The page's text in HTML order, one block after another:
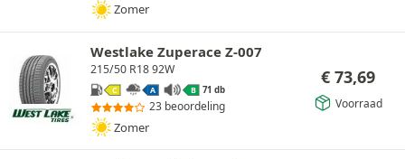
Zomer
Westlake Zuperace Z-007
215/50 R18 92W
C A B 71 db
23 beoordeling
Zomer
€ 73,69
Voorraad